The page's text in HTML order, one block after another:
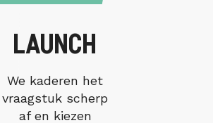
LAUNCH
We kaderen het
vraagstuk scherp
af en kiezen